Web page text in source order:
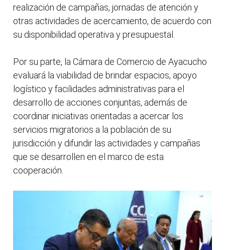
realización de campañas, jornadas de atención y
otras actividades de acercamiento, de acuerdo con
su disponibilidad operativa y presupuestal.
Por su parte, la Cámara de Comercio de Ayacucho
evaluará la viabilidad de brindar espacios, apoyo
logístico y facilidades administrativas para el
desarrollo de acciones conjuntas, además de
coordinar iniciativas orientadas a acercar los
servicios migratorios a la población de su
jurisdicción y difundir las actividades y campañas
que se desarrollen en el marco de esta
cooperación.